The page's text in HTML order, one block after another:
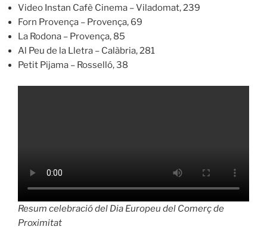
Video Instan Cafè Cinema – Viladomat, 239
Forn Provença – Provença, 69
La Rodona – Provença, 85
Al Peu de la Lletra – Calàbria, 281
Petit Pijama – Rosselló, 38
Resum celebració del Dia Europeu del Comerç de
Proximitat